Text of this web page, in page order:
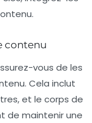
contenu
vous de les
Cela inclut
et le corps de
de maintenir une